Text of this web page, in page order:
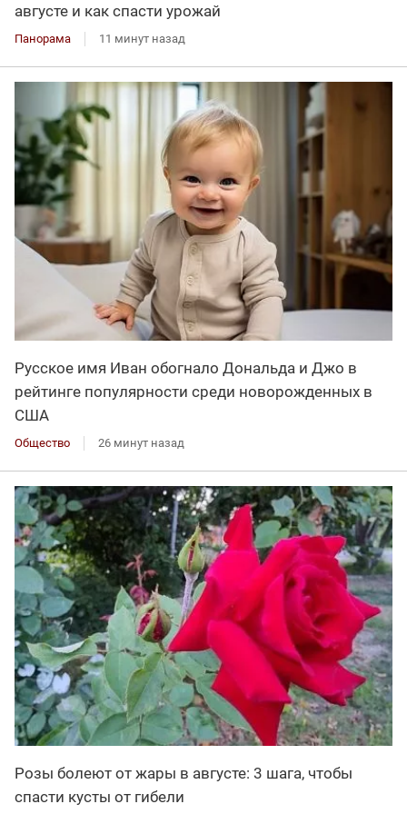
августе и как спасти урожай
Панорама 11 минут назад
Русское имя Иван обогнало Дональда и Джо в
рейтинге популярности среди новорожденных в
США
Общество 26 минут назад
Розы болеют от жары в августе: 3 шага, чтобы
спасти кусты от гибели